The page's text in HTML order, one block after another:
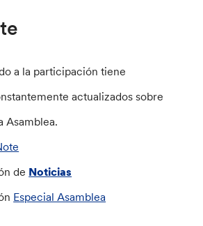
a la participación tiene
actualizados sobre
Asamblea.
de Noticias
Especial Asamblea